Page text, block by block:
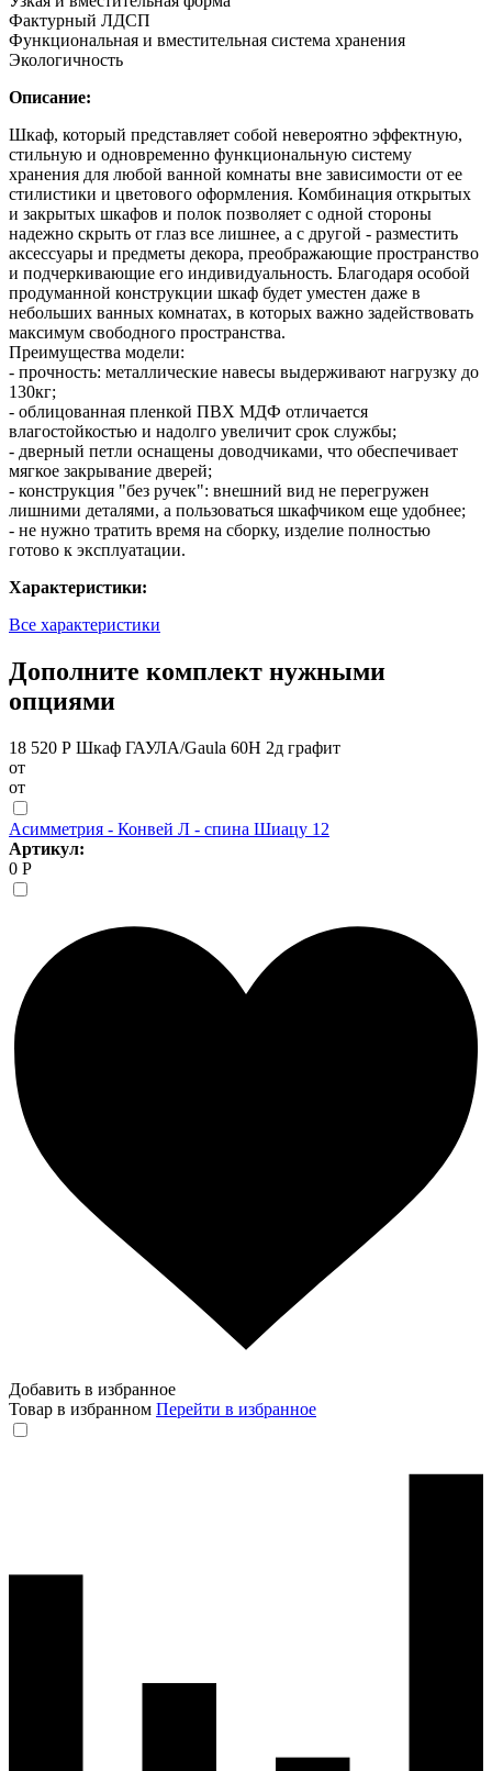
Фактурный ЛДСП
Функциональная и вместительная система хранения
Экологичность
Описание:
Шкаф, который представляет собой невероятно эффектную,
стильную и одновременно функциональную систему
хранения для любой ванной комнаты вне зависимости от ее
стилистики и цветового оформления. Комбинация открытых
и закрытых шкафов и полок позволяет с одной стороны
надежно скрыть от глаз все лишнее, а с другой - разместить
аксессуары и предметы декора, преображающие пространство
и подчеркивающие его индивидуальность. Благодаря особой
продуманной конструкции шкаф будет уместен даже в
небольших ванных комнатах, в которых важно задействовать
максимум свободного пространства.
Преимущества модели:
- прочность: металлические навесы выдерживают нагрузку до
130кг;
- облицованная пленкой ПВХ МДФ отличается
влагостойкостью и надолго увеличит срок службы;
- дверный петли оснащены доводчиками, что обеспечивает
мягкое закрывание дверей;
- конструкция "без ручек": внешний вид не перегружен
лишними деталями, а пользоваться шкафчиком еще удобнее;
- не нужно тратить время на сборку, изделие полностью
готово к эксплуатации.
Характеристики:
Все характеристики
Дополните комплект нужными
опциями
18 520 Р Шкаф ГАУЛА/Gaula 60Н 2д графит
от
от
Асимметрия - Конвей Л - спина Шиацу 12
Артикул:
0 Р
Добавить в избранное
Товар в избранном Перейти в избранное